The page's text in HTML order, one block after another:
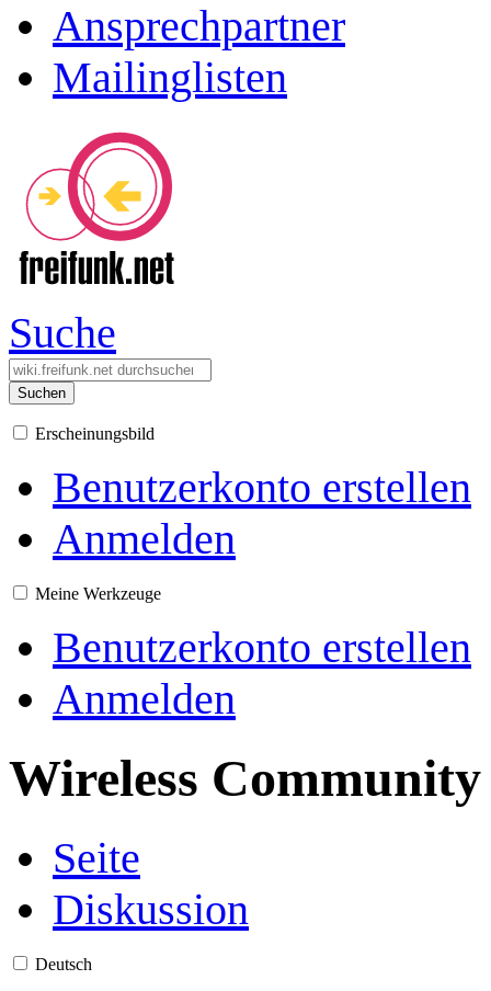
Ansprechpartner
Mailinglisten
Suche
Suchen
Erscheinungsbild
Benutzerkonto erstellen
Anmelden
Meine Werkzeuge
Benutzerkonto erstellen
Anmelden
Wireless
Seite
Diskussion
Deutsch